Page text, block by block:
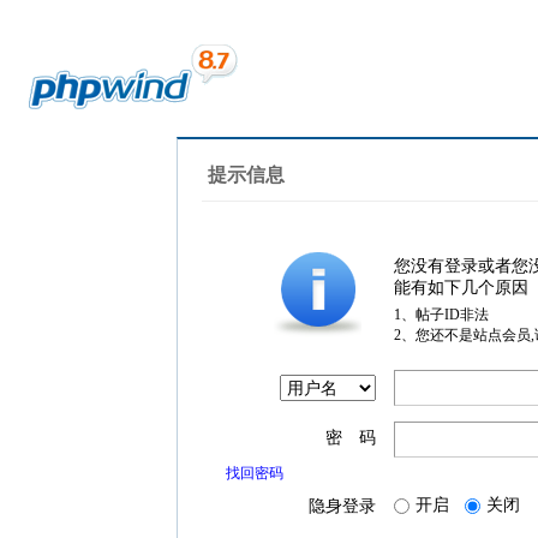
提示信息
您没有登录或者您
能有如下几个原因
1、帖子ID非法
2、您还不是站点会员
密 码
找回密码
隐身登录 开启 关闭